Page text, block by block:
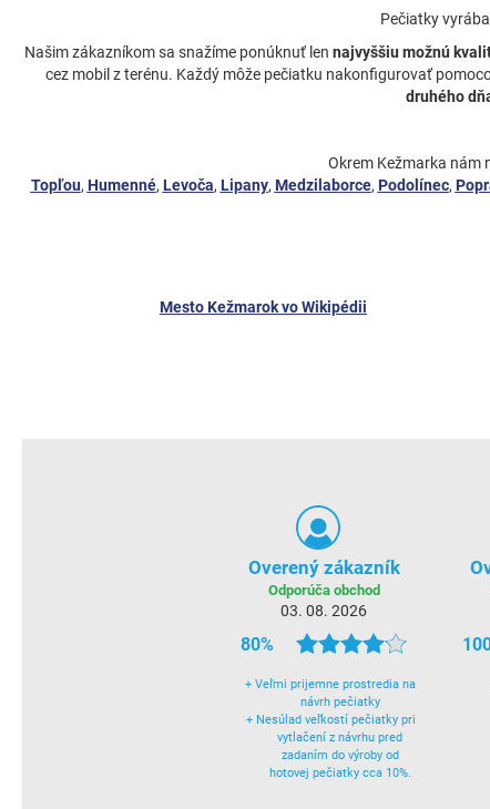
Pečiatky
Našim zákazníkom sa snažíme ponúknuť len najvyššiu možnú
cez mobil z terénu. Každý môže pečiatku nakonfigurovať
druhého
Okrem Kežmarka nám
Topľou, Humenné, Levoča, Lipany, Medzilaborce, Podolínec,
Mesto Kežmarok vo Wikipédii
Overený zákazník
Odporúča obchod
03. 08. 2026
80%
+ Veľmi prijemne prostredia na
návrh pečiatky
+Nesúlad veľkostí pečiatky pri
vytlačení z návrhu pred
zadaním do výroby od
hotovej pečiatky cca 10%.